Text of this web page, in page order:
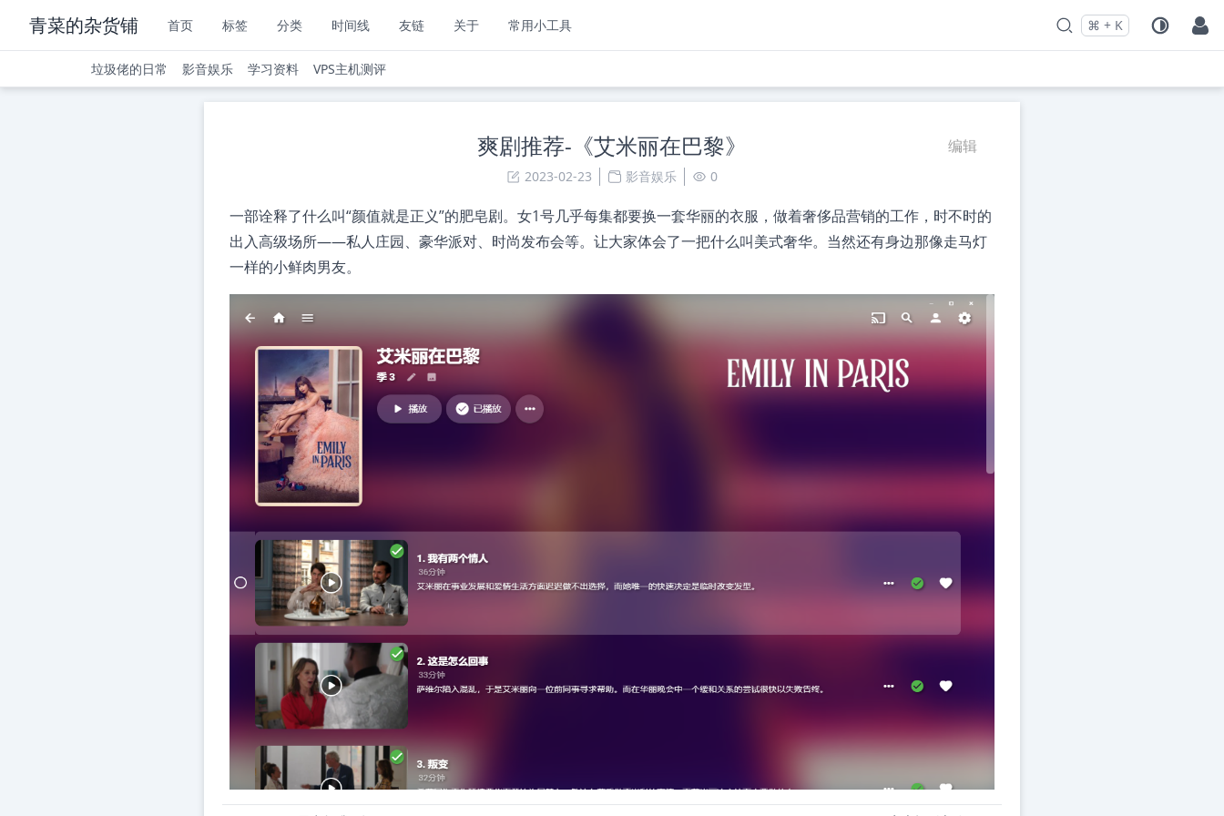
青菜的杂货铺 首页 标签 分类 时间线 友链 关于 常用小工具 Press
⌘ +
and K
to search
垃圾佬的日常 影音娱乐 学习资料 VPS主机测评
爽剧推荐-《艾米丽在巴黎》 编辑
2023-02-23 影音娱乐 0
一部诠释了什么叫“颜值就是正义”的肥皂剧。女1号几乎每集都要换一套华丽的衣服，做着奢侈品营销的工作，时不时的
出入高级场所——私人庄园、豪华派对、时尚发布会等。让大家体会了一把什么叫美式奢华。当然还有身边那像走马灯
一样的小鲜肉男友。